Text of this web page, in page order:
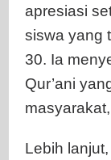
apresiasi
siswa yang
30. Ia
Qur’ani
Lebih